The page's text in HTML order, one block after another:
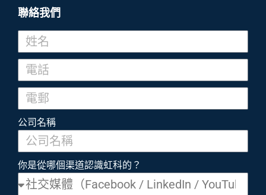
聯絡我們
公司名稱
你是從哪個渠道認識虹科的？